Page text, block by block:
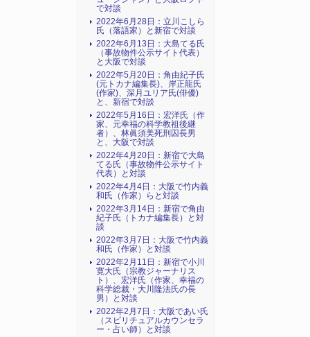
で対談
2022年6月28日：立川こしら
氏（落語家）と新宿で対談
2022年6月13日：大島てる氏
（事故物件公示サイト代表）
と大阪で対談
2022年5月20日：角由紀子氏
(元トカナ編集長)、岸正龍氏
(作家)、深月ユリア氏(俳優)
と、新宿で対談
2022年5月16日：宏洋氏（作
家、元幸福の科学教祖後継
者）、林眞須美死刑囚長男
と、大阪で対談
2022年4月20日：新宿で大島
てる氏（事故物件公示サイト
代表）と対談
2022年4月4日：大阪で竹内義
和氏（作家）らと対談
2022年3月14日：新宿で角由
紀子氏（トカナ編集長）と対
談
2022年3月7日：大阪で竹内義
和氏（作家）と対談
2022年2月11日：新宿で小川
寛大氏（宗教ジャーナリス
ト）、宏洋氏（作家、幸福の
科学総裁・大川隆法氏の長
男）と対談
2022年2月7日：大阪であい氏
（スピリチュアルカウンセラ
ー・占い師）と対談